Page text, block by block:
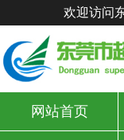
欢迎访问
网站首页